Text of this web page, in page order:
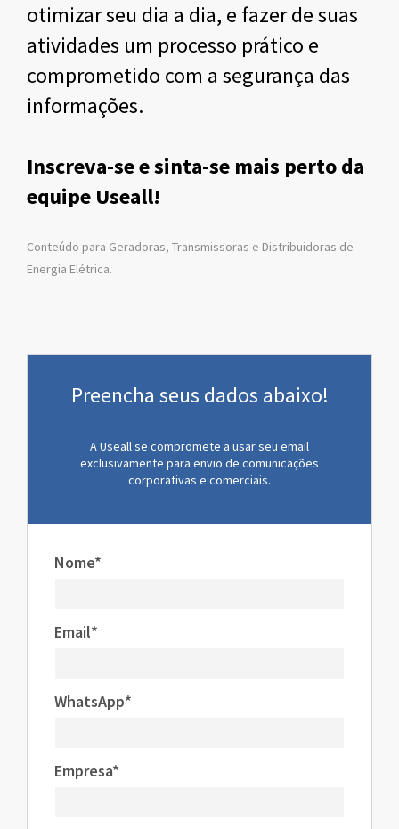
otimizar seu dia a dia, e fazer de suas
atividades um processo prático e
comprometido com a segurança das
informações.
Inscreva-se e sinta-se mais perto da
equipe Useall!
Conteúdo para Geradoras, Transmissoras e Distribuidoras de
Energia Elétrica.
Preencha seus dados abaixo!
A Useall se compromete a usar seu email
exclusivamente para envio de comunicações
corporativas e comerciais.
Nome*
Email*
WhatsApp*
Empresa*